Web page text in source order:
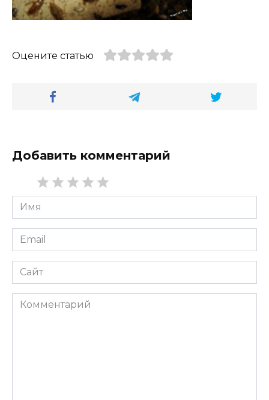
Оцените статью
Добавить комментарий
Имя
*
Email
*
Сайт
Комментарий